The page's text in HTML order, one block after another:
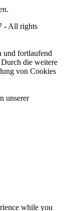
- All rights
und fortlaufend
die weitere
von Cookies
unserer
while you